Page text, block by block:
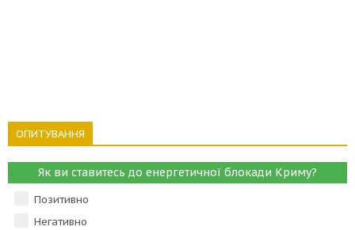
ОПИТУВАННЯ
Як ви ставитесь до енергетичної блокади Криму?
Позитивно
Негативно